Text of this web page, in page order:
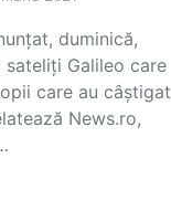
duminică,
Galileo care
care au câştigat
News.ro,